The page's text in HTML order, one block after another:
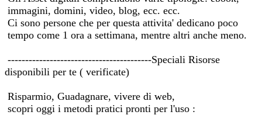
immagini, domini, video, blog, ecc. ecc.
Ci sono persone che per questa attivita' dedicano poco
tempo come 1 ora a settimana, mentre altri anche meno.
-----------------------------------------Speciali Risorse
disponibili per te ( verificate)
Risparmio, Guadagnare, vivere di web,
scopri oggi i metodi pratici pronti per l'uso :